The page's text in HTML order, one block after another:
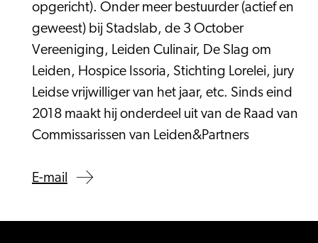
opgericht). Onder meer bestuurder (actief en
geweest) bij Stadslab, de 3 October
Vereeniging, Leiden Culinair, De Slag om
Leiden, Hospice Issoria, Stichting Lorelei, jury
Leidse vrijwilliger van het jaar, etc. Sinds eind
2018 maakt hij onderdeel uit van de Raad van
Commissarissen van Leiden&Partners
E-mail